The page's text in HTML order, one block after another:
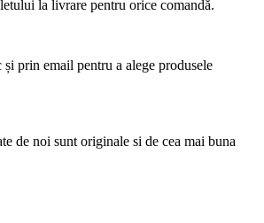
la livrare pentru orice comandă.
prin email pentru a alege produsele
de noi sunt originale si de cea mai buna